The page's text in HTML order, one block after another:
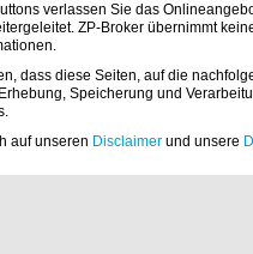
verlassen Sie das
ZP-Broker übernimmt
dass diese Seiten, auf die
Speicherung und
auf unseren Disclaimerund unsere